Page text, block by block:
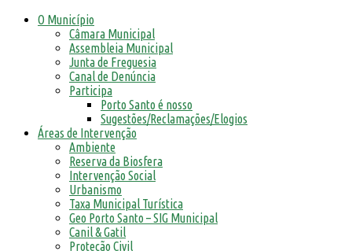
O Município
Câmara Municipal
Assembleia Municipal
Junta de Freguesia
Canal de Denúncia
Participa
Porto Santo é nosso
Sugestões/Reclamações/Elogios
Áreas de Intervenção
Ambiente
Reserva da Biosfera
Intervenção Social
Urbanismo
Taxa Municipal Turística
Geo Porto Santo – SIG Municipal
Canil & Gatil
Proteção Civil